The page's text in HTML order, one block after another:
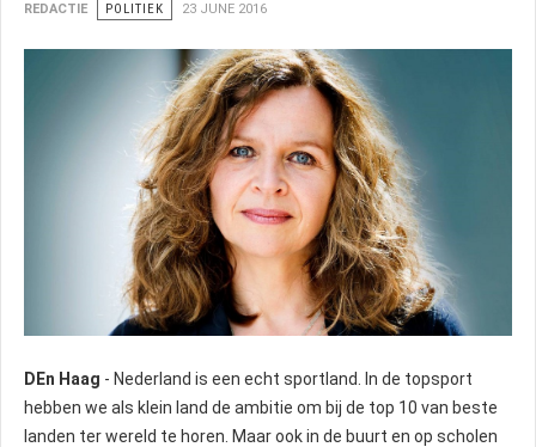
REDACTIE POLITIEK 23 JUNE 2016
DEn Haag - Nederland is een echt sportland. In de topsport
hebben we als klein land de ambitie om bij de top 10 van beste
landen ter wereld te horen. Maar ook in de buurt en op scholen